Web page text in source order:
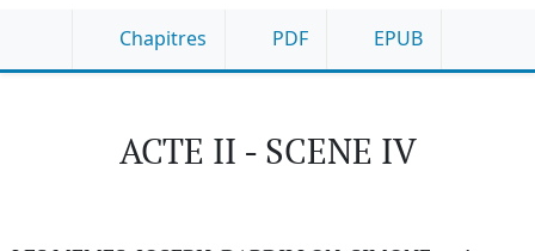
Chapitres PDF EPUB
ACTE II - SCENE IV